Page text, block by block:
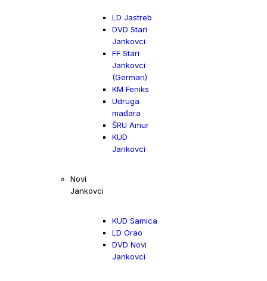
LD Jastreb
DVD Stari
Jankovci
FF Stari
Jankovci
(German)
KM Feniks
Udruga
mađara
ŠRU Amur
KUD
Jankovci
Novi
Jankovci
KUD Samica
LD Orao
DVD Novi
Jankovci